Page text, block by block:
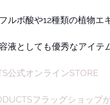
ルボ酸や12種類の植物エ
液としても優秀なアイテ
公式オンラインSTORE
フラッグショップ